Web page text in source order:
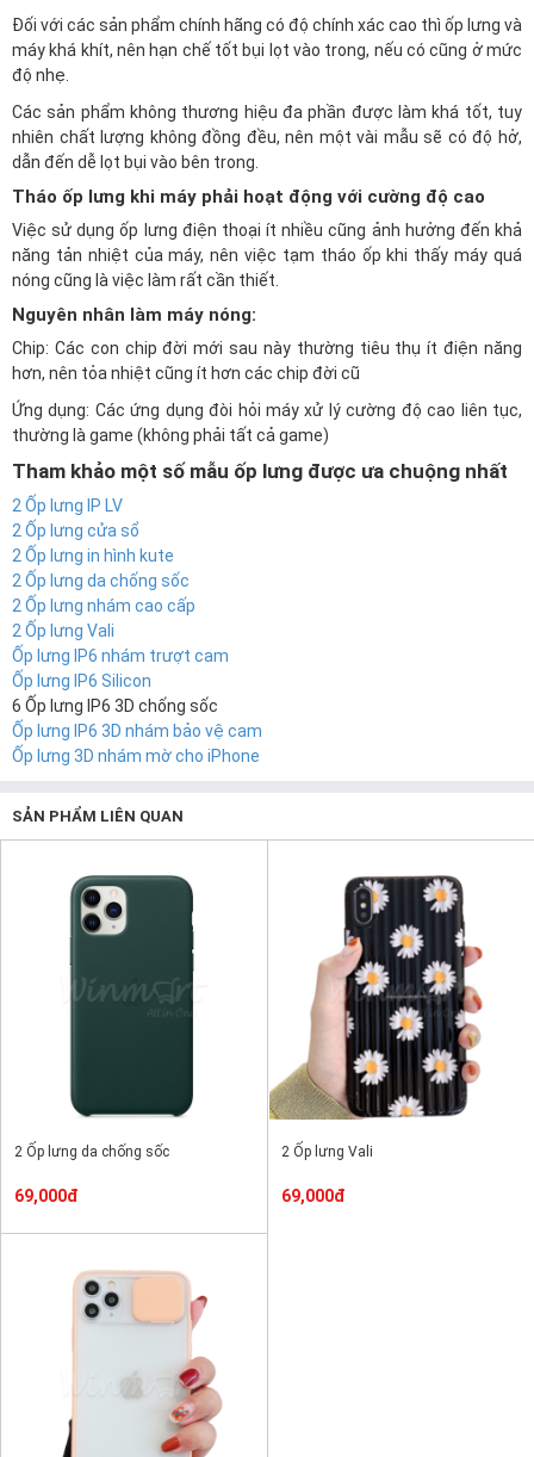
Đối với các sản phẩm chính hãng có độ chính xác cao thì ốp lưng và
máy khá khít, nên hạn chế tốt bụi lọt vào trong, nếu có cũng ở mức
độ nhẹ.
Các sản phẩm không thương hiệu đa phần được làm khá tốt, tuy
nhiên chất lượng không đồng đều, nên một vài mẫu sẽ có độ hở,
dẫn đến dễ lọt bụi vào bên trong.
Tháo ốp lưng khi máy phải hoạt động với cường độ cao
Việc sử dụng ốp lưng điện thoại ít nhiều cũng ảnh hưởng đến khả
năng tản nhiệt của máy, nên việc tạm tháo ốp khi thấy máy quá
nóng cũng là việc làm rất cần thiết.
Nguyên nhân làm máy nóng:
Chip: Các con chip đời mới sau này thường tiêu thụ ít điện năng
hơn, nên tỏa nhiệt cũng ít hơn các chip đời cũ
Ứng dụng: Các ứng dụng đòi hỏi máy xử lý cường độ cao liên tục,
thường là game (không phải tất cả game)
Tham khảo một số mẫu ốp lưng được ưa chuộng nhất
2 Ốp lưng IP LV
2 Ốp lưng cửa sổ
2 Ốp lưng in hình kute
2 Ốp lưng da chống sốc
2 Ốp lưng nhám cao cấp
2 Ốp lưng Vali
Ốp lưng IP6 nhám trượt cam
Ốp lưng IP6 Silicon
6 Ốp lưng IP6 3D chống sốc
Ốp lưng IP6 3D nhám bảo vệ cam
Ốp lưng 3D nhám mờ cho iPhone
SẢN PHẨM LIÊN QUAN
2 Ốp lưng da chống sốc
69,000đ
2 Ốp lưng Vali
69,000đ